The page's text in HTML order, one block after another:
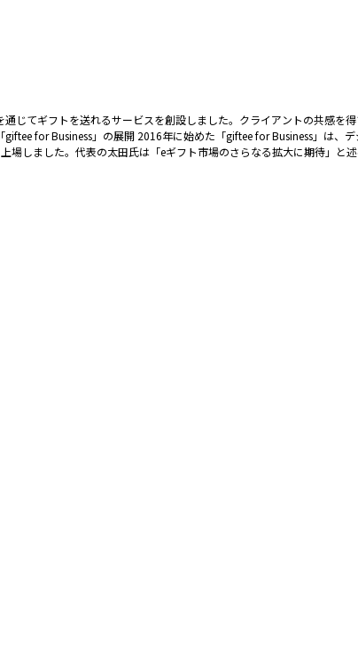
てギフトを送れるサービスを創設しました。クライアントの共感を
for Business」の展開 2016年に始めた「giftee for Business」は、
しました。代表の太田氏は「eギフト市場のさらなる拡大に期待」と述